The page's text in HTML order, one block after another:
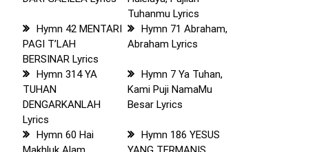
Tuhanmu Lyrics
Hymn 42 MENTARI
PAGI T’LAH
BERSINAR Lyrics
Hymn 71 Abraham,
Abraham Lyrics
Hymn 314 YA
TUHAN
DENGARKANLAH
Lyrics
Hymn 7 Ya Tuhan,
Kami Puji NamaMu
Besar Lyrics
Hymn 60 Hai
Hymn 186 YESUS